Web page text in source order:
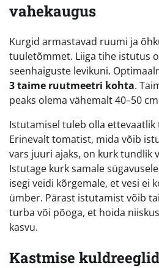
vahekaugus
Kurgid armastavad ruumi ja
tuuletõmmet. Liiga tihe istutus
seenhaiguste levikuni.
3 taime ruutmeetri kohta.
peaks olema vähemalt 40–50
Istutamisel tuleb olla ettevaatlik
Erinevalt tomatist, mida võib
vars juuri ajaks, on kurk tundlik
Istutage kurk samale
isegi veidi kõrgemale, et vesi ei
ümber. Pärast istutamist võib
turba või põoga, et hoida
kasvu.
Kastmise